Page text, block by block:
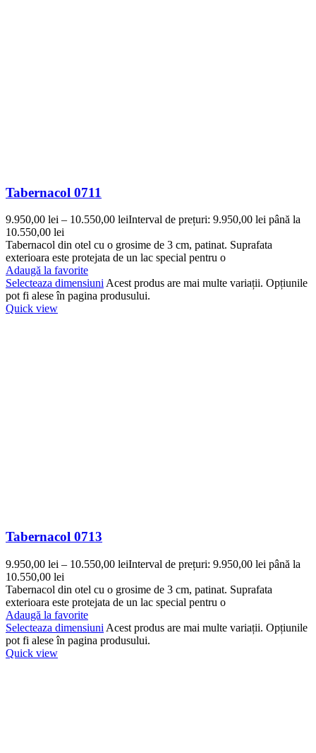
Tabernacol 0711
9.950,00 lei – 10.550,00 leiInterval de prețuri: 9.950,00 lei până la
10.550,00 lei
Tabernacol din otel cu o grosime de 3 cm, patinat. Suprafata
exterioara este protejata de un lac special pentru o
Adaugă la favorite
Selecteaza dimensiuni Acest produs are mai multe variații. Opțiunile
pot fi alese în pagina produsului.
Quick view
Tabernacol 0713
9.950,00 lei – 10.550,00 leiInterval de prețuri: 9.950,00 lei până la
10.550,00 lei
Tabernacol din otel cu o grosime de 3 cm, patinat. Suprafata
exterioara este protejata de un lac special pentru o
Adaugă la favorite
Selecteaza dimensiuni Acest produs are mai multe variații. Opțiunile
pot fi alese în pagina produsului.
Quick view